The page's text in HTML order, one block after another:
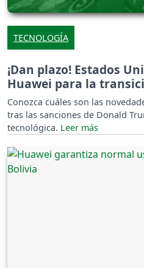
TECNOLOGÍA
¡Dan plazo! Estados
Huawei para la
Conozca cuáles son las
tras las sanciones de Donald
tecnológica.